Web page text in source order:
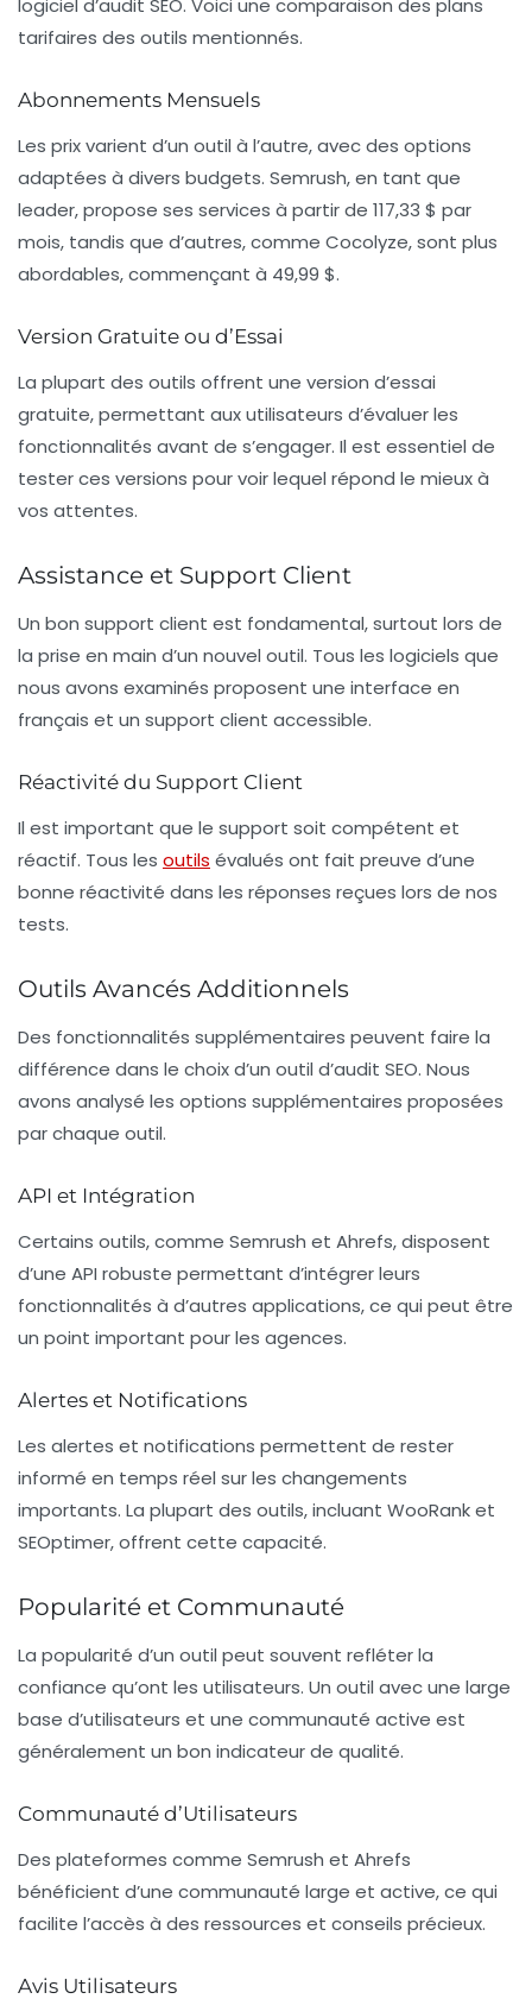
logiciel d’audit SEO. Voici une comparaison des plans
tarifaires des outils mentionnés.
Abonnements Mensuels
Les prix varient d’un outil à l’autre, avec des options
adaptées à divers budgets. Semrush, en tant que
leader, propose ses services à partir de 117,33 $ par
mois, tandis que d’autres, comme Cocolyze, sont plus
abordables, commençant à 49,99 $.
Version Gratuite ou d’Essai
La plupart des outils offrent une version d’essai
gratuite, permettant aux utilisateurs d’évaluer les
fonctionnalités avant de s’engager. Il est essentiel de
tester ces versions pour voir lequel répond le mieux à
vos attentes.
Assistance et Support Client
Un bon support client est fondamental, surtout lors de
la prise en main d’un nouvel outil. Tous les logiciels que
nous avons examinés proposent une interface en
français et un support client accessible.
Réactivité du Support Client
Il est important que le support soit compétent et
réactif. Tous les outils évalués ont fait preuve d’une
bonne réactivité dans les réponses reçues lors de nos
tests.
Outils Avancés Additionnels
Des fonctionnalités supplémentaires peuvent faire la
différence dans le choix d’un outil d’audit SEO. Nous
avons analysé les options supplémentaires proposées
par chaque outil.
API et Intégration
Certains outils, comme Semrush et Ahrefs, disposent
d’une API robuste permettant d’intégrer leurs
fonctionnalités à d’autres applications, ce qui peut être
un point important pour les agences.
Alertes et Notifications
Les alertes et notifications permettent de rester
informé en temps réel sur les changements
importants. La plupart des outils, incluant WooRank et
SEOptimer, offrent cette capacité.
Popularité et Communauté
La popularité d’un outil peut souvent refléter la
confiance qu’ont les utilisateurs. Un outil avec une large
base d’utilisateurs et une communauté active est
généralement un bon indicateur de qualité.
Communauté d’Utilisateurs
Des plateformes comme Semrush et Ahrefs
bénéficient d’une communauté large et active, ce qui
facilite l’accès à des ressources et conseils précieux.
Avis Utilisateurs